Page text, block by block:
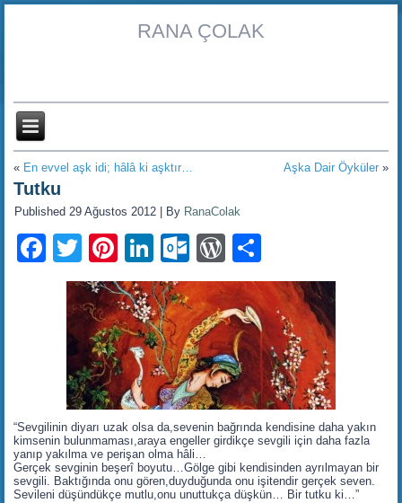
RANA ÇOLAK
« En evvel aşk idi; hâlâ ki aşktır… Aşka Dair Öyküler»
Tutku
Published 29 Ağustos 2012 By RanaColak
Facebook
TwitterPinterest
LinkedIn
Outlook.com
WordPress
“Sevgilinin diyarı uzak olsa da,sevenin bağrında kendisine daha yakın
kimsenin bulunmaması,araya engeller girdikçe sevgili için daha fazla
yanıp yakılma ve perişan olma hâli…
Gerçek sevginin beşerî boyutu…Gölge gibi kendisinden ayrılmayan bir
sevgili. Baktığında onu gören,duyduğunda onu işitendir gerçek seven.
Sevileni düşündükçe mutlu,onu unuttukça düşkün… Bir tutku ki…”